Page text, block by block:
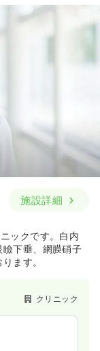
施設詳細
ックです。白内
下垂、網膜硝子
ます。
クリニック